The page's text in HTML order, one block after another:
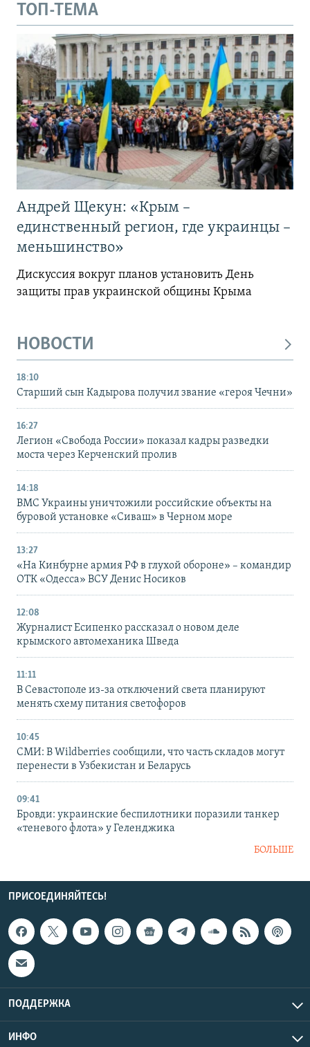
ТОП-ТЕМА
Андрей Щекун: «Крым –
единственный регион, где украинцы –
меньшинство»
Дискуссия вокруг планов установить День
защиты прав украинской общины Крыма
НОВОСТИ
18:10
Старший сын Кадырова получил звание «героя Чечни»
16:27
Легион «Свобода России» показал кадры разведки
моста через Керченский пролив
14:18
ВМС Украины уничтожили российские объекты на
буровой установке «Сиваш» в Черном море
13:27
«На Кинбурне армия РФ в глухой обороне» – командир
ОТК «Одесса» ВСУ Денис Носиков
12:08
Журналист Есипенко рассказал о новом деле
крымского автомеханика Шведа
11:11
В Севастополе из-за отключений света планируют
менять схему питания светофоров
10:45
СМИ: В Wildberries сообщили, что часть складов могут
перенести в Узбекистан и Беларусь
09:41
Бровди: украинские беспилотники поразили танкер
«теневого флота» у Геленджика
БОЛЬШЕ
ПРИСОЕДИНЯЙТЕСЬ!
ПОДДЕРЖКА
ИНФО